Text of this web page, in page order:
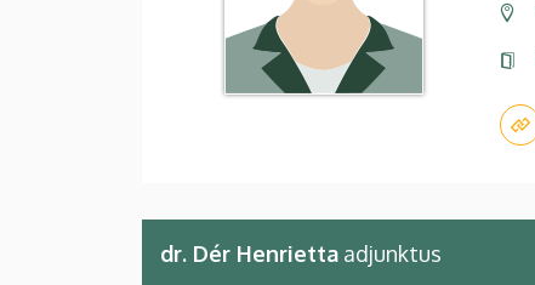
dr. Dér Henrietta adjunktus